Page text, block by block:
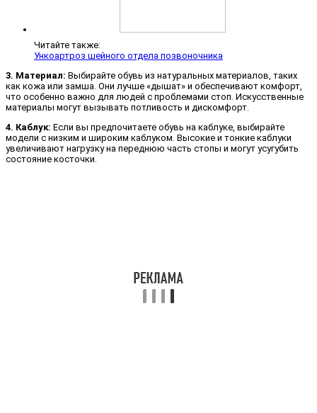
Читайте также:
Ункоартроз шейного отдела позвоночника
3. Материал: Выбирайте обувь из натуральных материалов, таких
как кожа или замша. Они лучше «дышат» и обеспечивают комфорт,
что особенно важно для людей с проблемами стоп. Искусственные
материалы могут вызывать потливость и дискомфорт.
4. Каблук: Если вы предпочитаете обувь на каблуке, выбирайте
модели с низким и широким каблуком. Высокие и тонкие каблуки
увеличивают нагрузку на переднюю часть стопы и могут усугубить
состояние косточки.